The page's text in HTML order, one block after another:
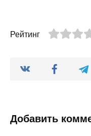
Рейтинг
Добавить